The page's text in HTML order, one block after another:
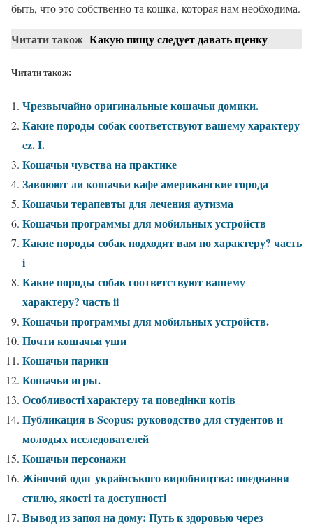
быть, что это собственно та кошка, которая нам необходима.
Читати також Какую пищу следует давать щенку
Читати також:
Чрезвычайно оригинальные кошачьи домики.
Какие породы собак соответствуют вашему характеру
cz. I.
Кошачьи чувства на практике
Завоюют ли кошачьи кафе американские города
Кошачьи терапевты для лечения аутизма
Кошачьи программы для мобильных устройств
Какие породы собак подходят вам по характеру? часть
i
Какие породы собак соответствуют вашему
характеру? часть ii
Кошачьи программы для мобильных устройств.
Почти кошачьи уши
Кошачьи парики
Кошачьи игры.
Особливості характеру та поведінки котів
Публикация в Scopus: руководство для студентов и
молодых исследователей
Кошачьи персонажи
Жіночий одяг українського виробництва: поєднання
стилю, якості та доступності
Вывод из запоя на дому: Путь к здоровью через